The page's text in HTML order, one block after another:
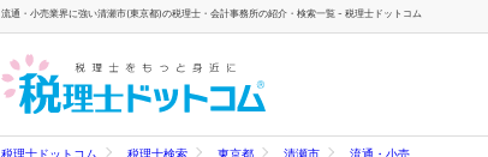
流通・小売業界に強い清瀬市(東京都)の税理士・会計事務所の紹介・検索一覧 - 税理士ドットコム
税理士ドットコム 税理士検索 東京都 清瀬市 流通・小売